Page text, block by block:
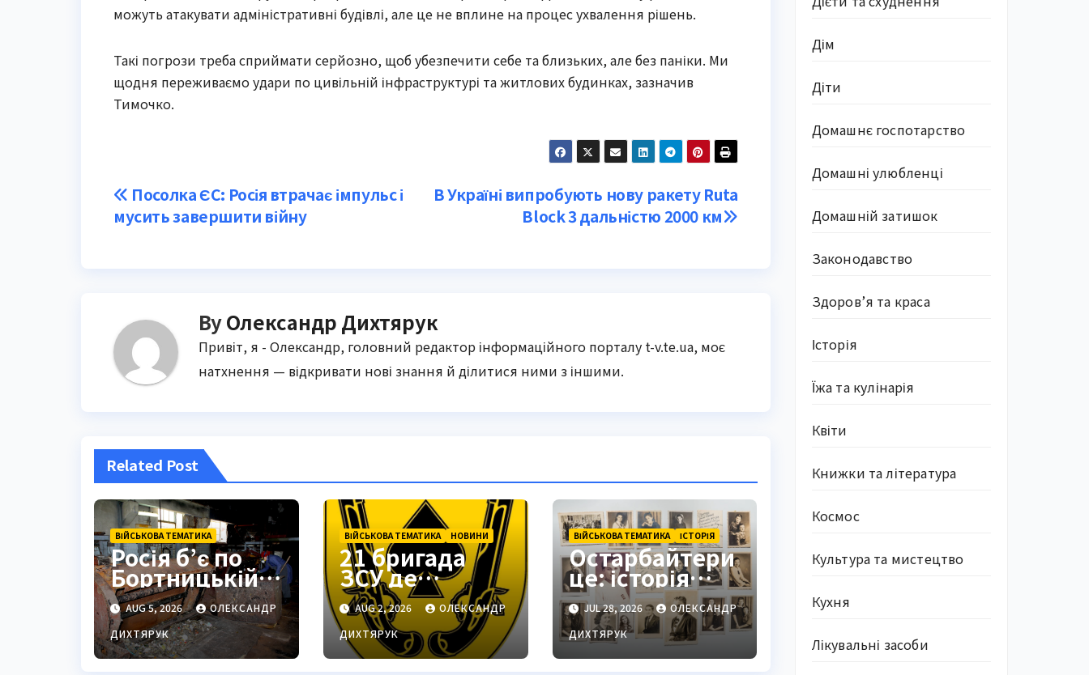
можуть атакувати адміністративні будівлі, але це не вплине на процес ухвалення рішень.
Такі погрози треба сприймати серйозно, щоб убезпечити себе та близьких, але без паніки. Ми
щодня переживаємо удари по цивільній інфраструктурі та житлових будинках, зазначив
Тимочко.
Post
navigation
В Україні випробують нову ракету Ruta
Block 3 дальністю 2000 км
Посолка ЄС: Росія втрачає імпульс і
мусить завершити війну
ByОлександр Дихтярук
Привіт, я - Олександр, головний редактор інформаційного порталу t-v.te.ua, моє
натхнення — відкривати нові знання й ділитися ними з іншими.
Related Post
ВІЙСЬКОВА ТЕМАТИКА
Росія б’є по
Бортницькій
станції:
експерт
попередив
про
AUG 5, 2026
ОЛЕКСАНДР
ДИХТЯРУК
ВІЙСЬКОВА ТЕМАТИКА НОВИНИ
21 бригада
ЗСУ де
знаходиться:
Подільськ як
стратегічний
центр
AUG 2, 2026
ОЛЕКСАНДР
ДИХТЯРУК
ВІЙСЬКОВА ТЕМАТИКА ІСТОРІЯ
Остарбайтери
це: історія
примусової
праці
українців
JUL 28, 2026
ОЛЕКСАНДР
ДИХТЯРУК
Дім
Діти
Домашнє госпотарство
Домашні улюбленці
Домашній затишок
Законодавство
Здоров’я та краса
Історія
Їжа та кулінарія
Квіти
Книжки та література
Космос
Культура та мистецтво
Кухня
Лікувальні засоби